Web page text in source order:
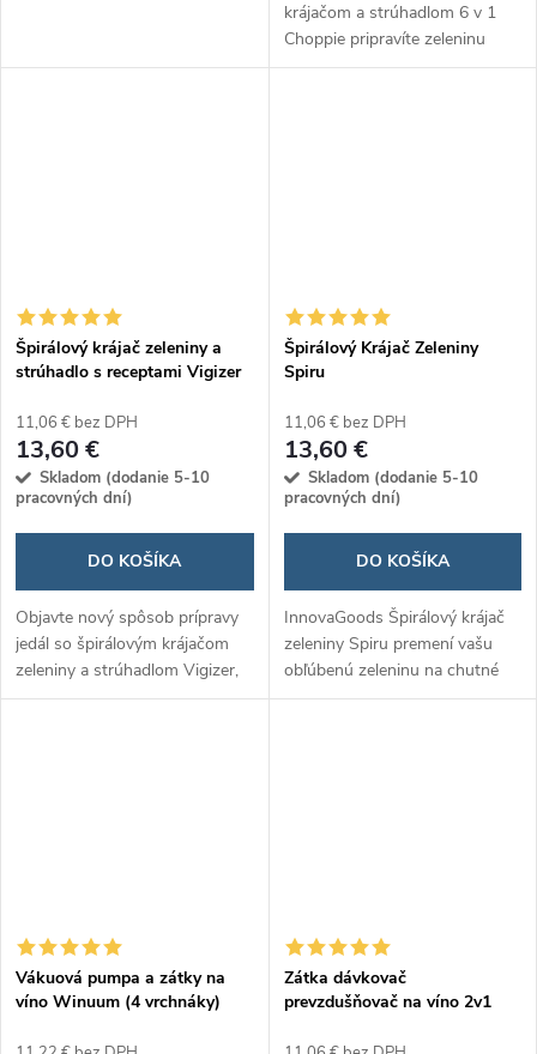
krájačom a strúhadlom 6 v 1
Choppie pripravíte zeleninu
rýchlo a jednoducho. Jeho
Špirálový krájač zeleniny a
strúhadlo s receptami Vigizer
11,06 € bez DPH
13,60 €
Skladom (dodanie 5-10
pracovných dní)
DO KOŠÍKA
Objavte nový spôsob prípravy
jedál so špirálovým krájačom
zeleniny a strúhadlom Vigizer,
ktorý vám umožní jednoducho
Špirálový Krájač Zeleniny
Spiru
11,06 € bez DPH
13,60 €
Skladom (dodanie 5-10
pracovných dní)
DO KOŠÍKA
InnovaGoods Špirálový krájač
zeleniny Spiru premení vašu
obľúbenú zeleninu na chutné
špagety, čím obohatí vaše jedlá
Vákuová pumpa a zátky na
víno Winuum (4 vrchnáky)
Zátka dávkovač
prevzdušňovač na víno 2v1